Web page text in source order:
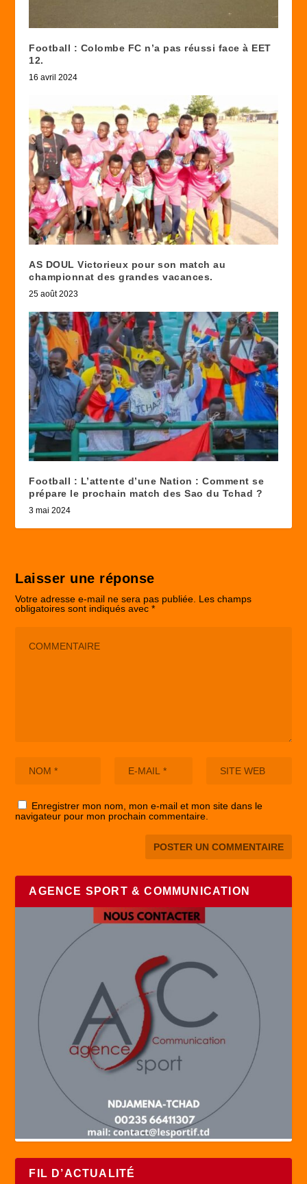
Football : Colombe FC n’a pas réussi face à EET
12.
16 avril 2024
AS DOUL Victorieux pour son match au
championnat des grandes vacances.
25 août 2023
Football : L’attente d’une Nation : Comment se
prépare le prochain match des Sao du Tchad ?
3 mai 2024
Laisser une réponse
Votre adresse e-mail ne sera pas publiée. Les champs
obligatoires sont indiqués avec*
Enregistrer mon nom, mon e-mail et mon site dans le
navigateur pour mon prochain commentaire.
AGENCE SPORT & COMMUNICATION
FIL D’ACTUALITÉ